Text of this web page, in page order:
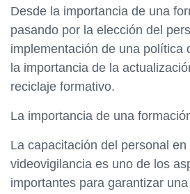
Desde la importancia de una
pasando por la elección del
implementación de una política
la importancia de la
reciclaje formativo.
La importancia de una
La capacitación del personal
videovigilancia es uno de los
importantes para garantizar